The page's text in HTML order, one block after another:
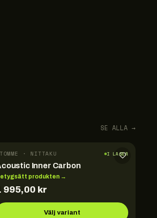
SE ALLA →
· NITTAKU I LAGER
Inner Carbon
produkten →
995,00 kr
Välj variant